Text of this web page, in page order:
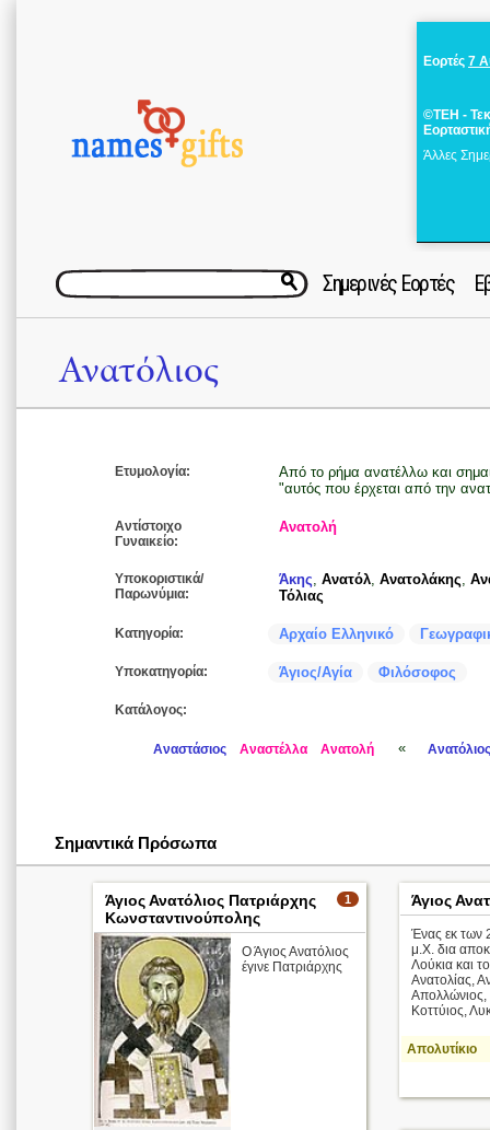
Εορτές 7
©ΤΕΗ -
Άλλες
Σημερινές Εορτές
Ανατόλιος
Ετυμολογία:
Από το ρήμα ανατέλλω και
"αυτός που έρχεται από την
Αντίστοιχο
Γυναικείο:
Ανατολή
Υποκοριστικά/
Παρωνύμια:
Άκης, Ανατόλ, Ανατολάκης,
Τόλιας
Κατηγορία: Αρχαίο Ελληνικό
Υποκατηγορία: Άγιος/Αγία Φιλόσοφος
Κατάλογος:
Αναστάσιος Αναστέλλα Ανατολή « Ανατόλιος
Σημαντικά Πρόσωπα
1
Άγιος Ανατόλιος Πατριάρχης
Κωνσταντινούπολης
Ο Άγιος Ανατόλιος
έγινε Πατριάρχης
Άγιος
Ένας εκ των
μ.Χ. δια
Λούκια και
Ανατολίας,
Απολλώνιος,
Κοττύιος,
Απολυτίκιο